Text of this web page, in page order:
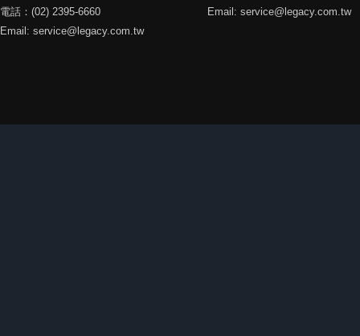
電話：(02) 2395-6660
Email: service@legacy.com.tw
Email: service@legacy.com.tw